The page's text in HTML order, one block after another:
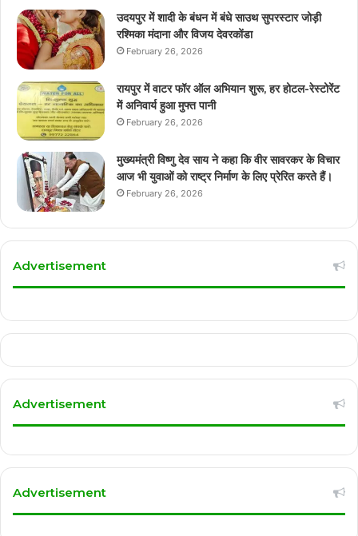
उदयपुर में शादी के बंधन में बंधे साउथ सुपरस्टार जोड़ी
रश्मिका मंदाना और विजय देवरकोंडा
February 26, 2026
रायपुर में वाटर फॉर ऑल अभियान शुरू, हर होटल-रेस्टोरेंट
में अनिवार्य हुआ मुफ्त पानी
February 26, 2026
मुख्यमंत्री विष्णु देव साय ने कहा कि वीर सावरकर के विचार
आज भी युवाओं को राष्ट्र निर्माण के लिए प्रेरित करते हैं।
February 26, 2026
Advertisement
Advertisement
Advertisement